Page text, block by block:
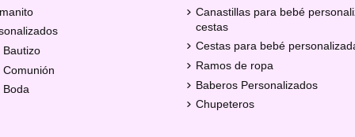
Bautizo
Boda
Canastillas para bebé
cestas
Cestas para bebé
Ramos de ropa
Baberos Personalizados
Chupeteros